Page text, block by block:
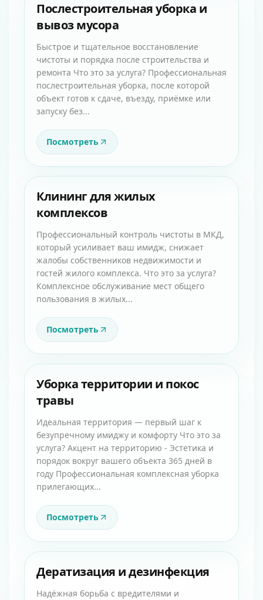
Послестроительная уборка и
вывоз мусора
Быстрое и тщательное восстановление
чистоты и порядка после строительства и
ремонта Что это за услуга? Профессиональная
послестроительная уборка, после которой
объект готов к сдаче, въезду, приёмке или
запуску без...
Посмотреть
Клининг для жилых
комплексов
Профессиональный контроль чистоты в МКД,
который усиливает ваш имидж, снижает
жалобы собственников недвижимости и
гостей жилого комплекса. Что это за услуга?
Комплексное обслуживание мест общего
пользования в жилых...
Посмотреть
Уборка территории и покос
травы
Идеальная территория — первый шаг к
безупречному имиджу и комфорту Что это за
услуга? Акцент на территорию - Эстетика и
порядок вокруг вашего объекта 365 дней в
году Профессиональная комплексная уборка
прилегающих...
Посмотреть
Дератизация и дезинфекция
Надёжная борьба с вредителями и